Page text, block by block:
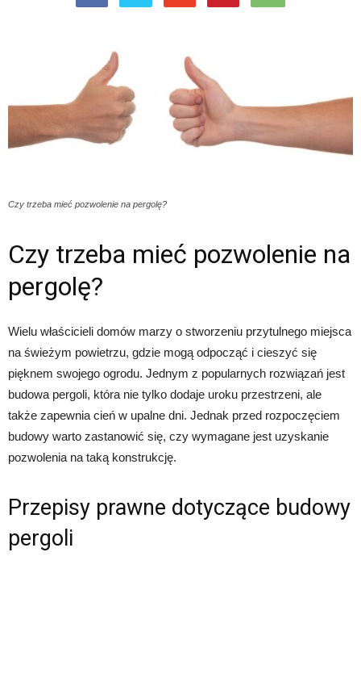
Czy trzeba mieć pozwolenie na pergolę?
Czy trzeba mieć pozwolenie na
pergolę?
Wielu właścicieli domów marzy o stworzeniu przytulnego miejsca
na świeżym powietrzu, gdzie mogą odpocząć i cieszyć się
pięknem swojego ogrodu. Jednym z popularnych rozwiązań jest
budowa pergoli, która nie tylko dodaje uroku przestrzeni, ale
także zapewnia cień w upalne dni. Jednak przed rozpoczęciem
budowy warto zastanowić się, czy wymagane jest uzyskanie
pozwolenia na taką konstrukcję.
Przepisy prawne dotyczące budowy
pergoli